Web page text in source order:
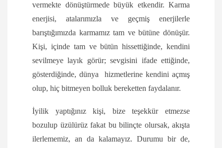
vermekte dönüştürmede büyük etkendir. Karma
enerjisi, atalarımızla ve geçmiş enerjilerle
barıştığımızda karmamız tam ve bütüne dönüşür.
Kişi, içinde tam ve bütün hissettiğinde, kendini
sevilmeye layık görür; sevgisini ifade ettiğinde,
gösterdiğinde, dünya hizmetlerine kendini açmış
olup, hiç bitmeyen bolluk bereketten faydalanır.
İyilik yaptığınız kişi, bize teşekkür etmezse
bozulup üzülürüz fakat bu bilinçte olursak, akışta
ilerlememiz, an da kalamayız. Durumu bir de,